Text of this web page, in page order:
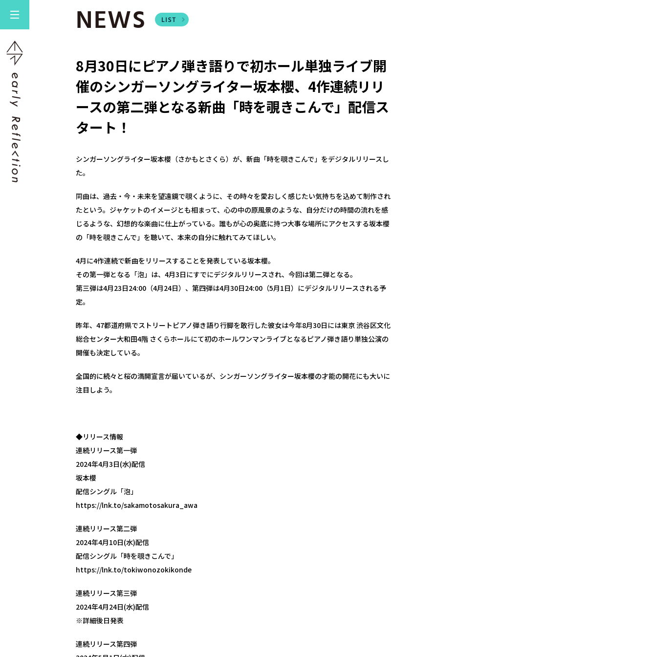
NEWS
8月30日にピアノ弾き語りで初ホール単独ライブ開
催のシンガーソングライター坂本櫻、4作連続リリ
ースの第二弾となる新曲「時を覗きこんで」配信ス
タート！
シンガーソングライター坂本櫻（さかもとさくら）が、新曲「時を覗きこんで」をデジタルリリースし
た。
同曲は、過去・今・未来を望遠鏡で覗くように、その時々を愛おしく感じたい気持ちを込めて制作され
たという。ジャケットのイメージとも相まって、心の中の原風景のような、自分だけの時間の流れを感
じるような、幻想的な楽曲に仕上がっている。誰もが心の奥底に持つ大事な場所にアクセスする坂本櫻
の「時を覗きこんで」を聴いて、本来の自分に触れてみてほしい。
4月に4作連続で新曲をリリースすることを発表している坂本櫻。
その第一弾となる「泡」は、4月3日にすでにデジタルリリースされ、今回は第二弾となる。
第三弾は4月23日24:00（4月24日）、第四弾は4月30日24:00（5月1日）にデジタルリリースされる予
定。
昨年、47都道府県でストリートピアノ弾き語り行脚を敢行した彼女は今年8月30日には東京 渋谷区文化
総合センター大和田4階 さくらホールにて初のホールワンマンライブとなるピアノ弾き語り単独公演の
開催も決定している。
全国的に続々と桜の満開宣言が届いているが、シンガーソングライター坂本櫻の才能の開花にも大いに
注目しよう。
◆リリース情報
連続リリース第一弾
2024年4月3日(水)配信
坂本櫻
配信シングル「泡」
https://lnk.to/sakamotosakura_awa
連続リリース第二弾
2024年4月10日(水)配信
配信シングル「時を覗きこんで」
https://lnk.to/tokiwonozokikonde
連続リリース第三弾
2024年4月24日(水)配信
※詳細後日発表
連続リリース第四弾